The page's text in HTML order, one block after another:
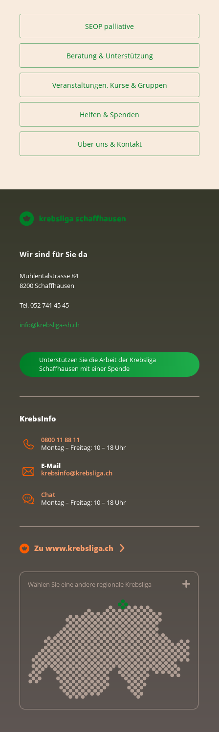
SEOP palliative
Beratung & Unterstützung
Veranstaltungen, Kurse & Gruppen
Helfen & Spenden
Über uns & Kontakt
Wir sind für Sie da
Mühlentalstrasse 84
8200 Schaffhausen
Tel. 052 741 45 45
info@krebsliga-sh.ch
Unterstützen Sie die Arbeit der Krebsliga
Schaffhausen mit einer Spende
KrebsInfo
0800 11 88 11
Montag – Freitag: 10 – 18 Uhr
E-Mail
krebsinfo@krebsliga.ch
Chat
Montag – Freitag: 10 – 18 Uhr
Zu www.krebsliga.ch
Wählen Sie eine andere regionale Krebsliga